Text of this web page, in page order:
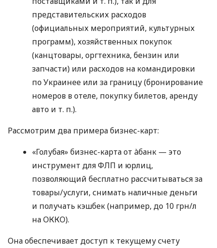
представительских расходов
(официальных мероприятий, культурных
программ), хозяйственных покупок
(канцтовары, оргтехника, бензин или
запчасти) или расходов на командировки
по Украинее или за границу (бронирование
номеров в отеле, покупку билетов, аренду
авто и т. п.).
Рассмотрим два примера бизнес-карт:
«Голубая» бизнес-карта от àбанк — это
инструмент для ФЛП и юрлиц,
позволяющий бесплатно рассчитываться за
товары/услуги, снимать наличные деньги
и получать кэшбек (например, до 10 грн/л
на ОККО).
Она обеспечивает доступ к текущему счету